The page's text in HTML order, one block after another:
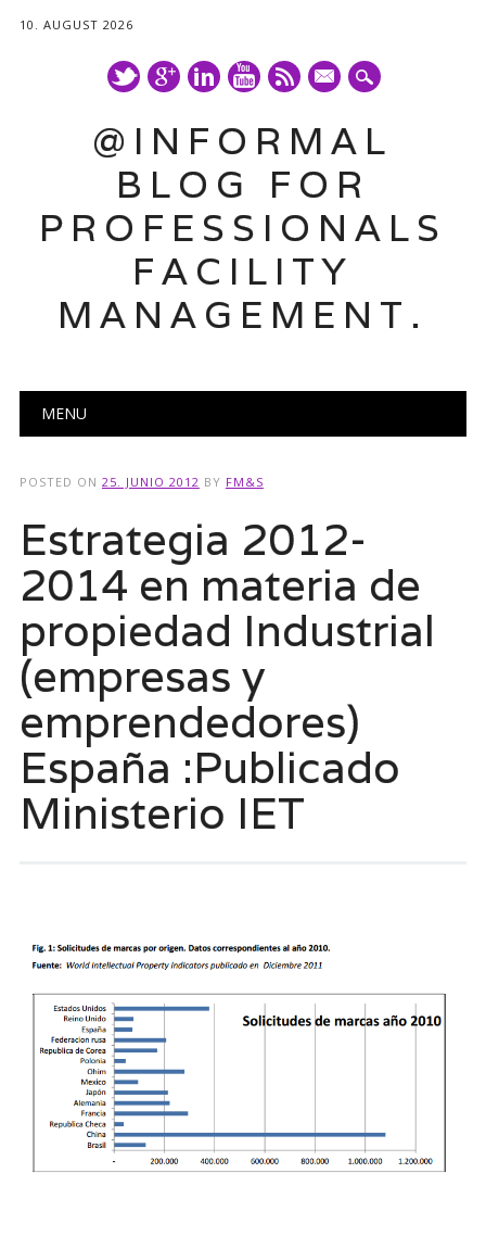
10. AUGUST 2026
mail
@INFORMAL
BLOG FOR
PROFESSIONALS
FACILITY
MANAGEMENT.
Main menu
MENU
POSTED ON 25. JUNIO 2012 BY FM&S
Estrategia 2012-
2014 en materia de
propiedad Industrial
(empresas y
emprendedores)
España :Publicado
Ministerio IET